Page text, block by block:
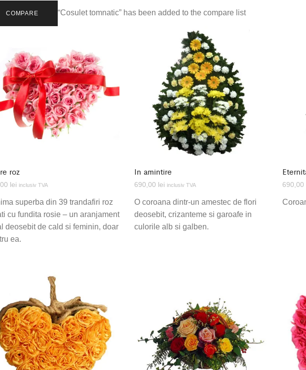
COMPARE “Cosulet tomnatic” has been added to the compare list
roz
lei inclusiv TVA
superba din 39 trandafiri roz
cu fundita rosie – un aranjament
deosebit de cald si feminin, doar
ea.
In amintire
690,00 lei inclusiv TVA
O coroana dintr-un amestec de flori
deosebit, crizanteme si garoafe in
culorile alb si galben.
690,00